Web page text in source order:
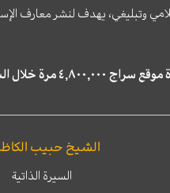
وتبليغي، يهدف لنشر معارف
كما ظهر في نتائج البحث في محركات البحث٢٢,٢٩٠,٠٠٠ مرّة.
الشيخ حبيب
السيرة الذاتية